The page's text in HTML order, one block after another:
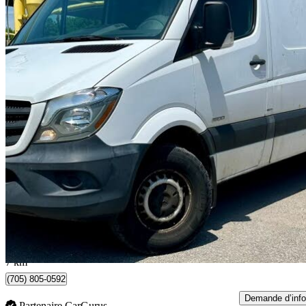
2016 Mercedes-Benz Sprinter
2500 144 WB Crew Van237 481 km
14 888 $ Bonne
7 km
(705) 805-0592
Demande d’info